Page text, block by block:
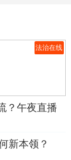
法治在线
？午夜直播
新本领？